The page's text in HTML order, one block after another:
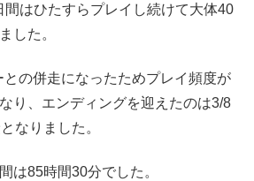
間はひたすらプレイし続けて大体40
した。
の併走になったためプレイ頻度が
り、エンディングを迎えたのは3/8
なりました。
は85時間30分でした。